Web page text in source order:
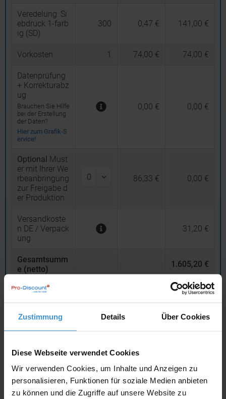
Zustimmung Details Über Cookies
Diese Webseite verwendet Cookies
Wir verwenden Cookies, um Inhalte und Anzeigen zu
personalisieren, Funktionen für soziale Medien anbieten
zu können und die Zugriffe auf unsere Website zu
Veredelung: Si
ebdruck 1-farb
ig (SD)
300 0,47 € 141,00 €
Vorkosten 1 74,00 € 74,00 €
Datenprüfung
+ Korrekturabz
ug
Brauchen Sie Hilfe
bei der Erstellung
der Daten?
Hier zum Grafik-S
ervice!
0,00 € 0,00 €
Optional Must
er mit Ihrer We
rbeanbringung
zur Freigabe d
er Produktion
86,33 € 0,00 €
Versandkoste
n DE / Verpack
ung
31,20 €
Gesamtsumm
e (netto)
1.605,20 €
19% MwSt. 304,99 €
Gesamtsumm
e (brutto)
inklusive 19 % Mw
In den Warenkorb